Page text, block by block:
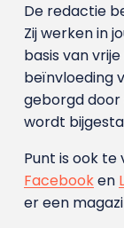
De redactie
Zij werken in
basis van
beïnvloeding
geborgd door
wordt
Punt is ook te
Facebooken
er een